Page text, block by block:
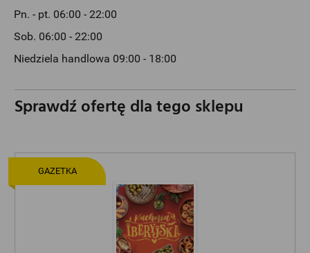
Pn. - pt. 06:00 - 22:00
Sob. 06:00 - 22:00
Niedziela handlowa 09:00 - 18:00
Sprawdź ofertę dla tego sklepu
GAZETKA